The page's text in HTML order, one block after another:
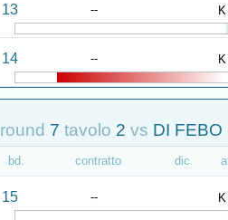
13 -- K
14 -- K
round 7 tavolo 2 vs DI FEBO
bd. contratto dic.
15 -- K